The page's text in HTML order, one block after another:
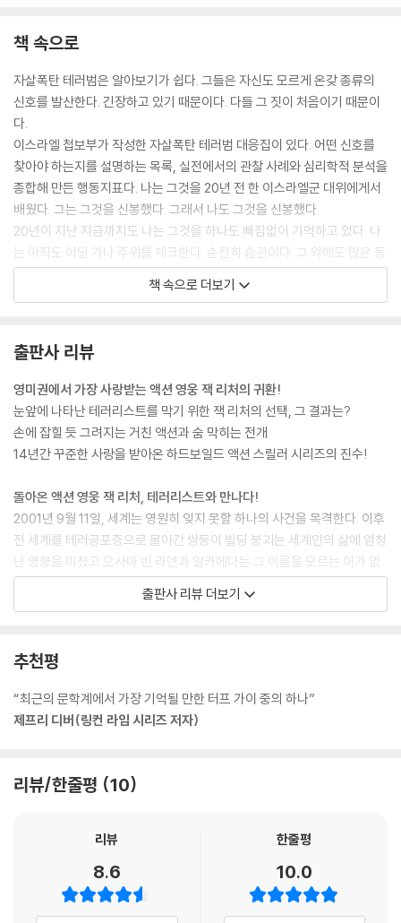
책 속으로
자살폭탄 테러범은 알아보기가 쉽다. 그들은 자신도 모르게 온갖 종류의
신호를 발산한다. 긴장하고 있기 때문이다. 다들 그 짓이 처음이기 때문이
다.
이스라엘 첩보부가 작성한 자살폭탄 테러범 대응집이 있다. 어떤 신호를
찾아야 하는지를 설명하는 목록, 실전에서의 관찰 사례와 심리학적 분석을
종합해 만든 행동지표다. 나는 그것을 20년 전 한 이스라엘군 대위에게서
배웠다. 그는 그것을 신봉했다. 그래서 나도 그것을 신봉했다.
20년이 지난 지금까지도 나는 그것을 하나도 빠짐없이 기억하고 있다. 나
는 아직도 어딜 가나 주위를 체크한다. 순전히 습관이다. 그 외에도 많은 동
료들로부터 명심해야 할 수많은 법칙들을 배웠다. 무심코 지나치지 말고
눈여겨 관찰하라. 흘려듣지 말고 항상 귀를 기울여라. 오래 살아남고 싶다
는 열한 가지다. 남성에게만 해당되는 항목은 면도 자국이다. 남성 폭탄테
러범들은 수염을 깎는다. 그래야 군중들 속에 쉽게 섞일 수 있기 때문이다.
그래야 의심을 덜 받는다. 그래서 턱 아래쪽 피부가 얼굴의 다른 부분에 비
해 희끄무레하다. 수염에 가려져 오랫동안 햇빛을 보지 못했기 때문이다.
그러나 나는 면도 자국에는 관심이 없다.
지금 나는 여자를 보고 있다.
……
이스라엘 첩보부에 따르면, 나는 지금 자살폭탄 테러범을 보고 있다. --- p
p.7~8, 12
여자는 어디로 가는 중일까? 6호선이 어디를 지나지? 자살폭탄으로 건물
을 무너뜨릴 수 있던가? 아마 아닐 거다. 그렇다면 새벽 2시에 사람들이 몰
이미 대부분의 나이트클럽을 지나쳤고, 그녀라면 벨벳 로프를 넘어가기도
나는 여자를 바라보았다.
너무나도 뚫어지게.
동작으로.
우리의 시선이 부딪쳤다.
내가 안다는 것을 알아차린 것이다.
--- pp.22~23
책 속으로 더보기
출판사 리뷰
영미권에서 가장 사랑받는 액션 영웅 잭 리처의 귀환!
눈앞에 나타난 테러리스트를 막기 위한 잭 리처의 선택, 그 결과는?
손에 잡힐 듯 그려지는 거친 액션과 숨 막히는 전개
14년간 꾸준한 사랑을 받아온 하드보일드 액션 스릴러 시리즈의 진수!
돌아온 액션 영웅 잭 리처, 테러리스트와 만나다!
2001년 9월 11일, 세계는 영원히 잊지 못할 하나의 사건을 목격한다. 이후
전 세계를 테러공포증으로 몰아간 쌍둥이 빌딩 붕괴는 세계인의 삶에 엄청
난 영향을 미쳤고 오사마 빈 라덴과 알카에다는 그 이름을 모르는 이가 없
을 정도로 사람들의 머릿속에 깊이 새겨졌다. 오는 11월에 열릴 ‘2010 G2
0 서울 정상회의’의 영향으로 테러에 대한 안전 대책이 한층 더 강조되고
속도감 있게 그린 소설이 나와 눈길을 끈다. 오픈하우스에서 출간된 작가
리 차일드(Lee Child)의 『사라진 내일 Gone Tomorrow』은 우연히 테
러리스트들의 광풍에 휘말린 한 여성과 그 여성과 우연히 조우한 잭 리처
형성해온 〈잭 리처 시리즈〉의 열세 번째 작품이기도 한 이 작품은 국내에서
는 랜덤하우스코리아의 『추적자』,『탈주자』,『원 샷』에 이은 잭 리처 시리즈
타난다면 어떻게 행동해야 할까? 이 작품은 적어도 잭 리처라면 어떻게 행
동할지를 속 시원하게 보여준다. 빠른 호흡으로 넘어가는 페이지와 페이
지, 장(章)과 장 사이로 자살폭탄 테러리스트, 군 출신 인기 정치인, 정부
요원 및 비밀 테러조직과 끊임없이 대치하는 잭 리처의 활약상은 추석 귀
출판사 리뷰 더보기
추천평
“최근의 문학계에서 가장 기억될 만한 터프 가이 중의 하나”
제프리 디버(링컨 라임 시리즈 저자)
리뷰/한줄평 10
리뷰
8.6
한줄평
10.0